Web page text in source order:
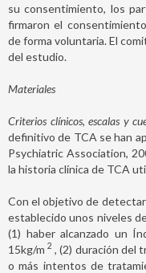
su consentimiento, los
firmaron el
de forma voluntaria. El
del estudio.
Materiales
Criterios clínicos, escalas y
definitivo de TCA se han
Psychiatric Association,
la historia clínica de TCA
Con el objetivo de
establecido unos niveles
(1) haber alcanzado un
15kg/m2 , (2) duración del
o más intentos de